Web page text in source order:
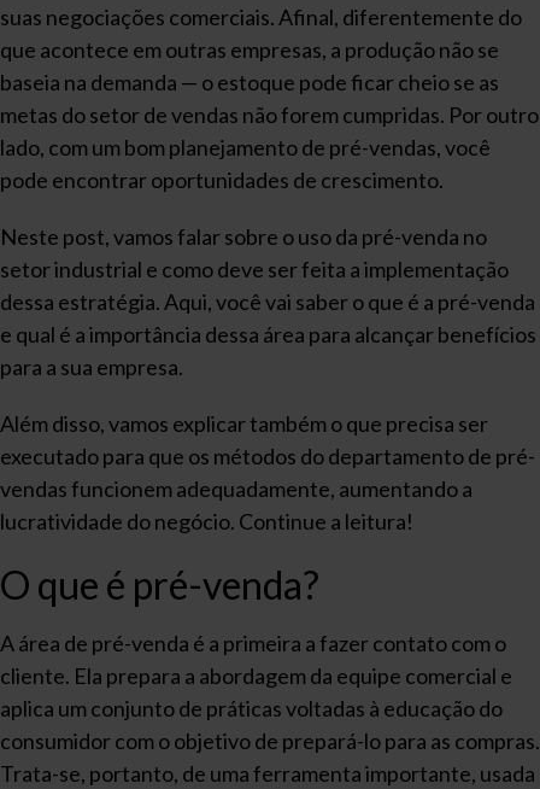
suas negociações comerciais. Afinal, diferentemente do
que acontece em outras empresas, a produção não se
baseia na demanda — o estoque pode ficar cheio se as
metas do setor de vendas não forem cumpridas. Por outro
lado, com um bom planejamento de pré-vendas, você
pode encontrar oportunidades de crescimento.
Neste post, vamos falar sobre o uso da pré-venda no
setor industrial e como deve ser feita a implementação
dessa estratégia. Aqui, você vai saber o que é a pré-venda
e qual é a importância dessa área para alcançar benefícios
para a sua empresa.
Além disso, vamos explicar também o que precisa ser
executado para que os métodos do departamento de pré-
vendas funcionem adequadamente, aumentando a
lucratividade do negócio. Continue a leitura!
O que é pré-venda?
A área de pré-venda é a primeira a fazer contato com o
cliente. Ela prepara a abordagem da equipe comercial e
aplica um conjunto de práticas voltadas à educação do
consumidor com o objetivo de prepará-lo para as compras.
Trata-se, portanto, de uma ferramenta importante, usada